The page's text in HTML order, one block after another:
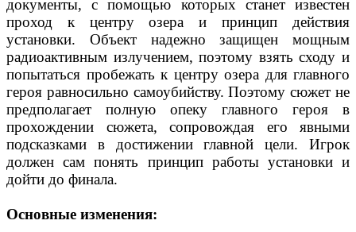
документы, с помощью которых станет известен
проход к центру озера и принцип действия
установки. Объект надежно защищен мощным
радиоактивным излучением, поэтому взять сходу и
попытаться пробежать к центру озера для главного
героя равносильно самоубийству. Поэтому сюжет не
предполагает полную опеку главного героя в
прохождении сюжета, сопровождая его явными
подсказками в достижении главной цели. Игрок
должен сам понять принцип работы установки и
дойти до финала.
Основные изменения: